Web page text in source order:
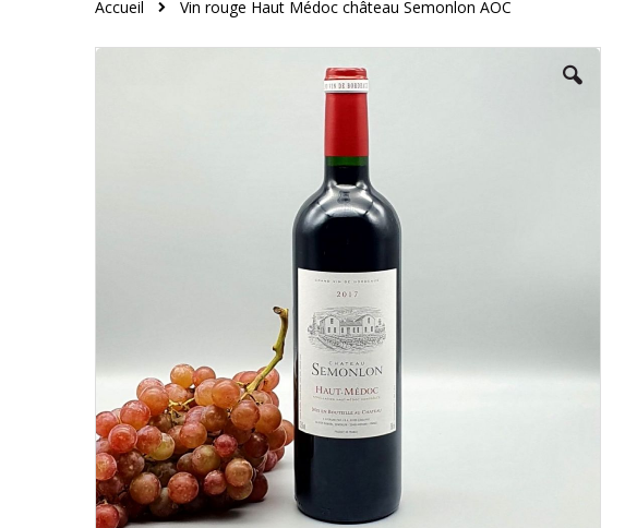
Accueil Vin rouge Haut Médoc château Semonlon AOC
Skip